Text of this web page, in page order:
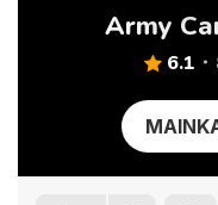
Army
6.1